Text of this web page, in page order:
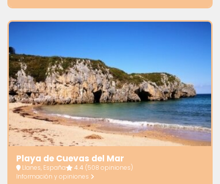
Playa de Cuevas del Mar
Llanes, España 4.4 (508 opiniones)
Información y opiniones